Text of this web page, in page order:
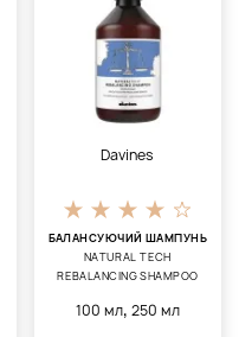
Davines
БАЛАНСУЮЧИЙ ШАМПУНЬ
NATURAL TECH
REBALANCING SHAMPOO
100 мл, 250 мл